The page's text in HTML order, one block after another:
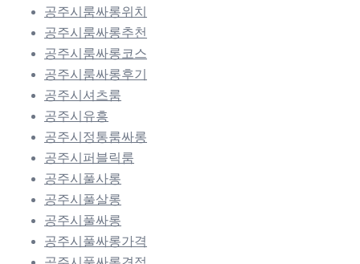
공주시룸싸롱위치
공주시룸싸롱추천
공주시룸싸롱코스
공주시룸싸롱후기
공주시셔츠룸
공주시유흥
공주시정통룸싸롱
공주시퍼블릭룸
공주시풀사롱
공주시풀살롱
공주시풀싸롱
공주시풀싸롱가격